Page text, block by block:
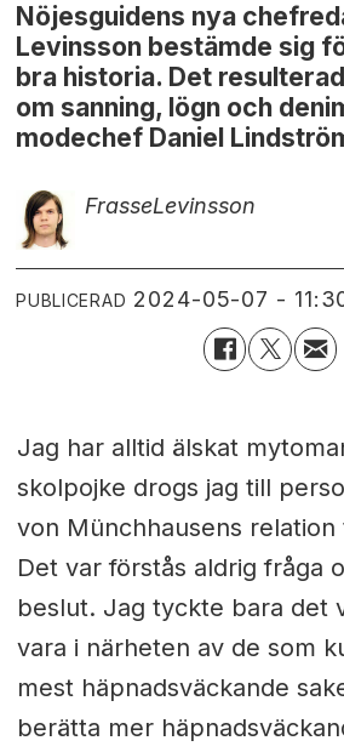
Nöjesguidens nya
Levinsson bestämde sig
bra historia. Det
om sanning, lögn och
modechef Daniel
FrasseLevinsson
PUBLICERAD 2024-05-07 -
Jag har alltid älskat
skolpojke drogs jag till
von Münchhausens relation
Det var förstås aldrig fråga
beslut. Jag tyckte bara det
vara i närheten av de som
mest häpnadsväckande
berätta mer